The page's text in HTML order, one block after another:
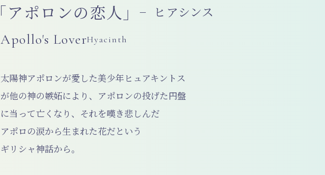
「アポロンの恋人」 − ヒアシンス
Apollo's LoverHyacinth
太陽神アポロンが愛した美少年ヒュアキントス
が他の神の嫉妬により、アポロンの投げた円盤
に当って亡くなり、それを嘆き悲しんだ
アポロの涙から生まれた花だという
ギリシャ神話から。